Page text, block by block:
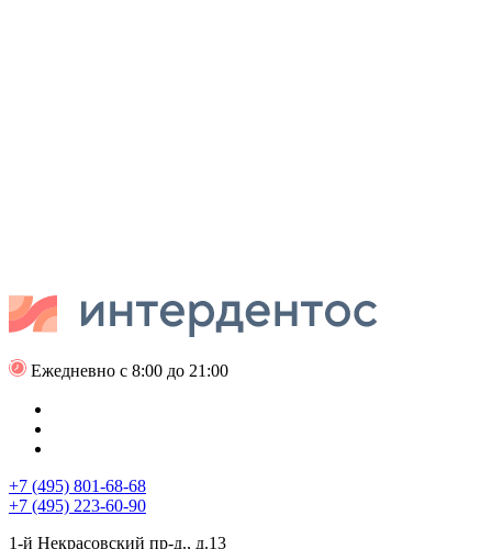
Ежедневно с 8:00 до 21:00
+7 (495) 801-68-68
+7 (495) 223-60-90
1-й Некрасовский пр-д., д.13